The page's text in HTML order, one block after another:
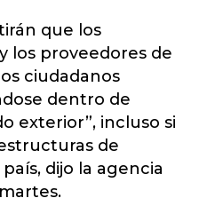
que los
los proveedores de
ciudadanos
dentro de
exterior”, incluso si
de
dijo la agencia